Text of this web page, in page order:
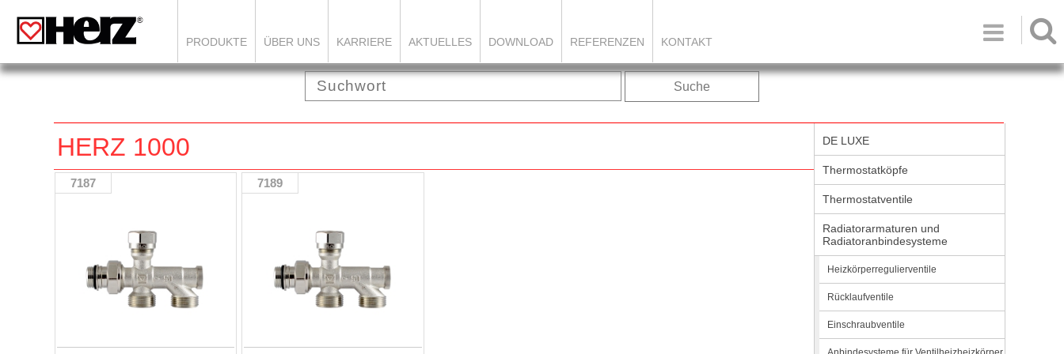

PRODUKTE ÜBER UNS KARRIERE AKTUELLES DOWNLOAD REFERENZEN KONTAKT
Suche
HERZ 1000
7187 7189
DE LUXE
Thermostatköpfe
Thermostatventile
Radiatorarmaturen und
Radiatoranbindesysteme
Heizkörperregulierventile
Rücklaufventile
Einschraubventile